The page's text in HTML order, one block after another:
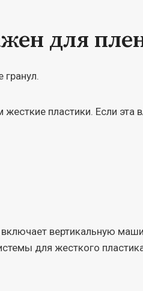
для
гранул.
пластики. Если эта
вертикальную
для жесткого